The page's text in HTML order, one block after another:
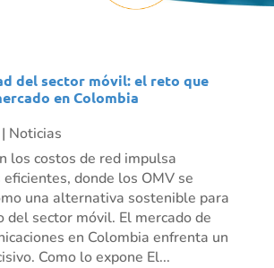
del sector móvil: el reto que
en Colombia
| Noticias
los costos de red impulsa
donde los OMV se
una alternativa sostenible para
del sector móvil. El mercado de
en Colombia enfrenta un
Como lo expone El...